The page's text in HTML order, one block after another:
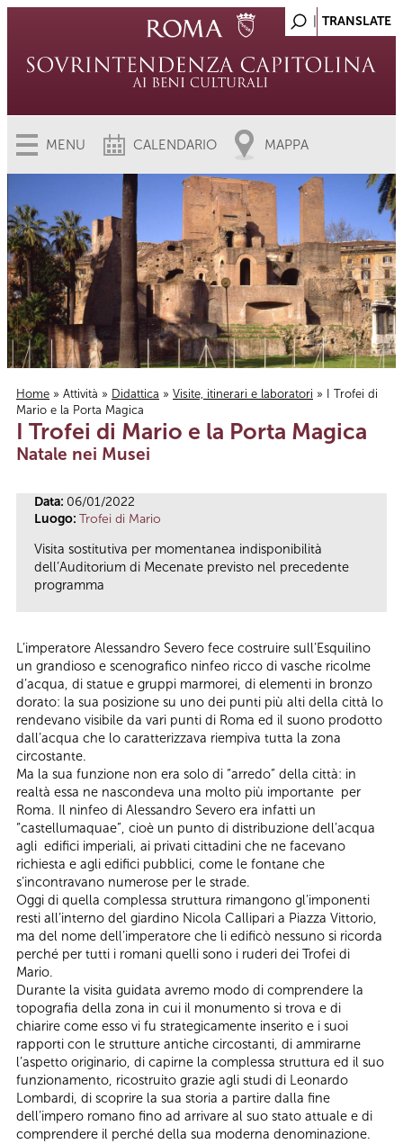
MENU CALENDARIO MAPPA
Tu sei qui
Home » Attività » Didattica » Visite, itinerari e laboratori » I Trofei di
Mario e la Porta Magica
I Trofei di Mario e la Porta Magica
Natale nei Musei
Data: 06/01/2022
Luogo: Trofei di Mario
Visita sostitutiva per momentanea indisponibilità
dell’Auditorium di Mecenate previsto nel precedente
programma
L’imperatore Alessandro Severo fece costruire sull’Esquilino
un grandioso e scenografico ninfeo ricco di vasche ricolme
d’acqua, di statue e gruppi marmorei, di elementi in bronzo
dorato: la sua posizione su uno dei punti più alti della città lo
rendevano visibile da vari punti di Roma ed il suono prodotto
dall’acqua che lo caratterizzava riempiva tutta la zona
circostante.
Ma la sua funzione non era solo di “arredo” della città: in
realtà essa ne nascondeva una molto più importante per
Roma. Il ninfeo di Alessandro Severo era infatti un
“castellumaquae”, cioè un punto di distribuzione dell’acqua
agli edifici imperiali, ai privati cittadini che ne facevano
richiesta e agli edifici pubblici, come le fontane che
s’incontravano numerose per le strade.
Oggi di quella complessa struttura rimangono gl’imponenti
resti all’interno del giardino Nicola Callipari a Piazza Vittorio,
ma del nome dell’imperatore che li edificò nessuno si ricorda
perché per tutti i romani quelli sono i ruderi dei Trofei di
Mario.
Durante la visita guidata avremo modo di comprendere la
topografia della zona in cui il monumento si trova e di
chiarire come esso vi fu strategicamente inserito e i suoi
rapporti con le strutture antiche circostanti, di ammirarne
l’aspetto originario, di capirne la complessa struttura ed il suo
funzionamento, ricostruito grazie agli studi di Leonardo
Lombardi, di scoprire la sua storia a partire dalla fine
dell’impero romano fino ad arrivare al suo stato attuale e di
comprendere il perché della sua moderna denominazione.